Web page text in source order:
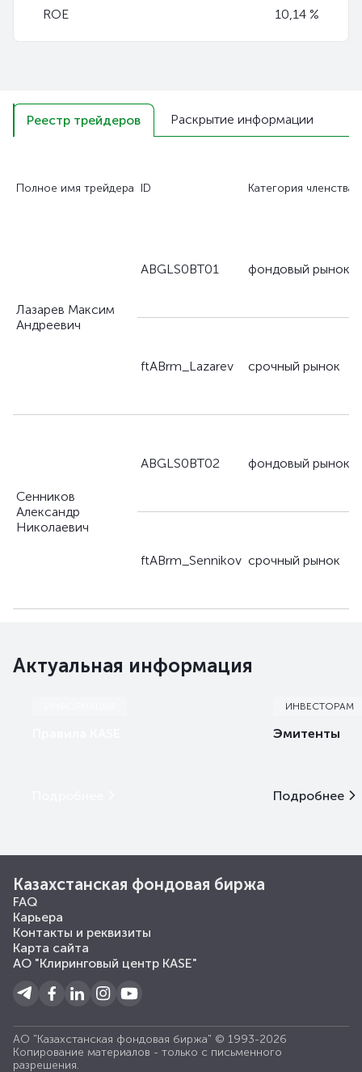
ROE 10,14 %
Реестр трейдеров Раскрытие информации
Полное имя трейдера ID Категория членства
Лазарев Максим
Андреевич
ABGLS0BT01 фондовый рынок
ftABrm_Lazarev срочный рынок
Сенников
Александр
Николаевич
ABGLS0BT02 фондовый рынок
ftABrm_Sennikov срочный рынок
Актуальная информация
ИНВЕСТОРАМ
Эмитенты
Подробнее
Казахстанская фондовая биржа
FAQ
Карьера
Контакты и реквизиты
Карта сайта
АО "Клиринговый центр KASE"
АО "Казахстанская фондовая биржа" © 1993-2026
Копирование материалов - только с письменного
разрешения.